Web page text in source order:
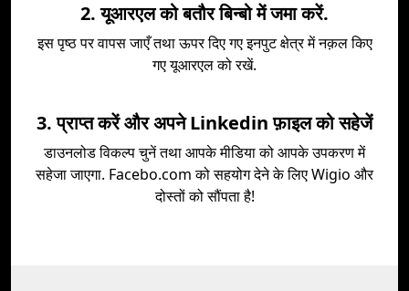
2. यूआरएल को बतौर बिन्बो में जमा करें.
इस पृष्ठ पर वापस जाएँ तथा ऊपर दिए गए इनपुट क्षेत्र में नक़ल किए
गए यूआरएल को रखें.
3. प्राप्त करें और अपने Linkedin फ़ाइल को सहेजें
डाउनलोड विकल्प चुनें तथा आपके मीडिया को आपके उपकरण में
सहेजा जाएगा. Facebo.com को सहयोग देने के लिए Wigio और
दोस्तों को सौंपता है!